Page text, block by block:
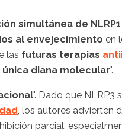
simultánea de NLRP1
al envejecimiento en
las futuras terapias
diana molecular".
". Dado que NLRP3
, los autores advierten
parcial,